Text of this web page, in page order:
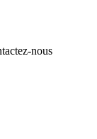
nous